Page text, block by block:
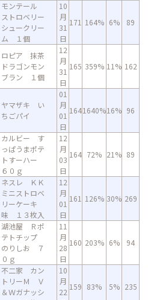
モンテール
ストロベリー
シュークリー
ム １個
10
月
31
日
171 164% 6% 89
ロピア 抹茶
ドラゴンモン
ブラン １個
12
月
31
日
165 359% 11% 162
ヤマザキ い
ちごパイ
01
月
01
日
1641640%16% 96
カルビー す
っぱうまポテ
トすーハー
６０ｇ
12
月
03
日
164 72% 21% 89
ネスレ ＫＫ
ミニストロベ
リーケーキ
味 １３枚入
12
月
01
日
161 126% 30% 269
湖池屋 Ｒポ
テトチップ
のりしお ７
０ｇ
11
月
28
日
160 203% 6% 94
不二家 カン
トリーＭ Ｖ
＆Ｗガナッシ
10
月
22
159 83% 5% 235